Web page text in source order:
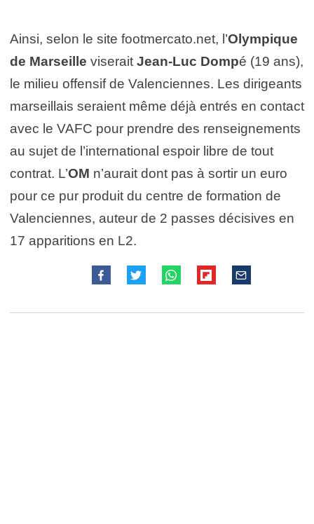
Ainsi, selon le site footmercato.net, l’Olympique
de Marseille viserait Jean-Luc Dompé (19 ans),
le milieu offensif de Valenciennes. Les dirigeants
marseillais seraient même déjà entrés en contact
avec le VAFC pour prendre des renseignements
au sujet de l’international espoir libre de tout
contrat. L’OM n’aurait dont pas à sortir un euro
pour ce pur produit du centre de formation de
Valenciennes, auteur de 2 passes décisives en
17 apparitions en L2.